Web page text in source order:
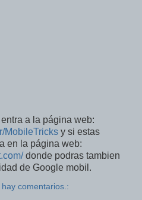
a la página web:
MobileTricks y si estas
en la página web:
donde podras tambien
de Google mobil.
hay comentarios.: